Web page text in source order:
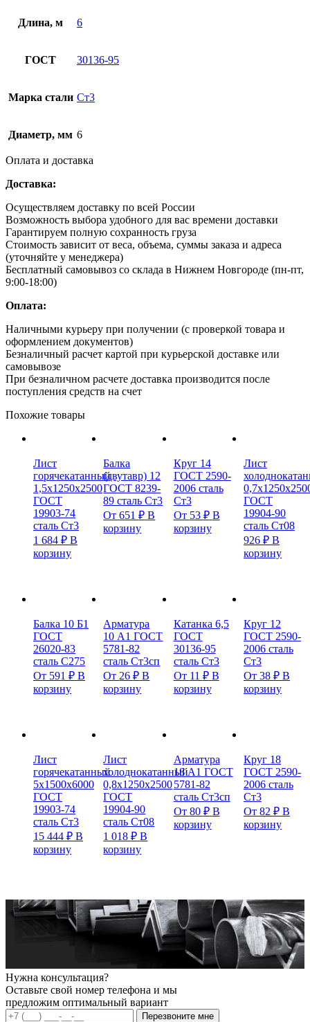
Длина, м 6
ГОСТ 30136-95
Марка стали Ст3
Диаметр, мм 6
Оплата и доставка
Доставка:
Осуществляем доставку по всей России
Возможность выбора удобного для вас времени доставки
Гарантируем полную сохранность груза
Стоимость зависит от веса, объема, суммы заказа и адреса
(уточняйте у менеджера)
Бесплатный самовывоз со склада в Нижнем Новгороде (пн-пт,
9:00-18:00)
Оплата:
Наличными курьеру при получении (с проверкой товара и
оформлением документов)
Безналичный расчет картой при курьерской доставке или
самовывозе
При безналичном расчете доставка производится после
поступления средств на счет
Похожие товары
Лист
горячекатанный
1,5х1250х2500
ГОСТ
19903-74
сталь Ст3
1 684 ₽ В
корзину
Балка
(двутавр) 12
ГОСТ 8239-
89 сталь Ст3
От651₽ В
корзину
Круг 14
ГОСТ 2590-
2006 сталь
Ст3
От 53 ₽ В
корзину
Лист
ГОСТ
19904-90
сталь Ст08
926 ₽ В
корзину
Балка 10 Б1
ГОСТ
26020-83
сталь С275
От 591 ₽ В
корзину
Арматура
10 А1 ГОСТ
5781-82
сталь Ст3сп
От 26₽ В
корзину
Катанка 6,5
ГОСТ
30136-95
сталь Ст3
От 11 ₽ В
корзину
Круг 12
ГОСТ 2590-
2006 сталь
Ст3
От 38 ₽ В
корзину
Лист
горячекатанный
5х1500х6000
ГОСТ
19903-74
сталь Ст3
15 444 ₽ В
корзину
Лист
холоднокатанный
0,8х1250х2500
ГОСТ
19904-90
сталь Ст08
1 018₽ В
корзину
Арматура
18 А1 ГОСТ
5781-82
сталь Ст3сп
От 80 ₽ В
корзину
Круг 18
ГОСТ 2590-
2006 сталь
Ст3
От 82 ₽ В
корзину
Нужна консультация?
Оставьте свой номер телефона и мы
предложим оптимальный вариант
Перезвоните мне